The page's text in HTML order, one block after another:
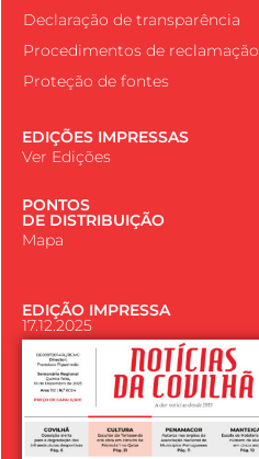
Declaração de transparência
Procedimentos de reclamação
Proteção de fontes
EDIÇÕES IMPRESSAS
Ver Edições
PONTOS
DE DISTRIBUIÇÃO
Mapa
EDIÇÃO IMPRESSA
17.12.2025